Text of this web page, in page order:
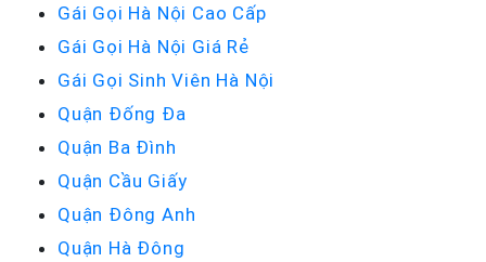
Gái Gọi Hà Nội Cao Cấp
Gái Gọi Hà Nội Giá Rẻ
Gái Gọi Sinh Viên Hà Nội
Quận Đống Đa
Quận Ba Đình
Quận Cầu Giấy
Quận Đông Anh
Quận Hà Đông